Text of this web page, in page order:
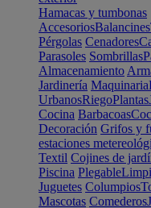
Hamacas y tumbonas
AccesoriosBalancines
Pérgolas Cenadores
Parasoles Sombrillas
Almacenamiento
Jardinería Maquinaria
UrbanosRiegoPlantas
Cocina Barbacoas
Decoración Grifos y
estaciones
Textil Cojines de
Piscina Plegable
Juguetes Columpios
Mascotas Comederos